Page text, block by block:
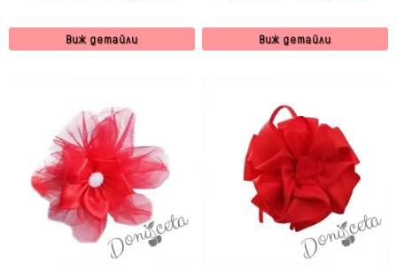
Виж детайли Виж детайли